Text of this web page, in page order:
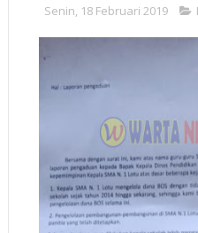
Senin, 18 Februari 2019